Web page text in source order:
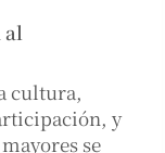
cultura,
y
se